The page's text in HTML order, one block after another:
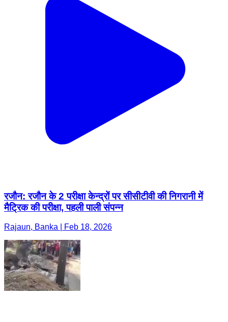
रजौन: रजौन के 2 परीक्षा केन्द्रों पर सीसीटीवी की निगरानी में
मैट्रिक की परीक्षा, पहली पाली संपन्न
Rajaun, Banka | Feb 18, 2026